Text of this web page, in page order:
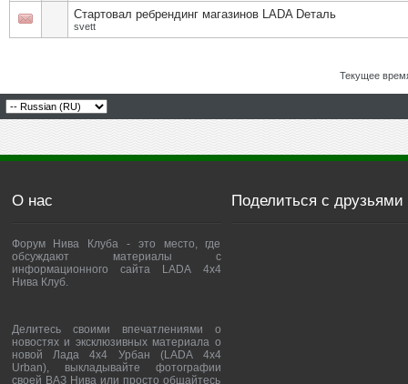
Стартовал ребрендинг магазинов LADA Dеталь
svett
Текущее
О нас
Форум Нива Клуба - это место, где
обсуждают материалы с
информационного сайта LADA 4x4
Нива Клуб.
Делитесь своими впечатлениями о
новостях и эксклюзивных материала о
новой Лада 4х4 Урбан (LADA 4x4
Urban), выкладывайте фотографии
своей ВАЗ Нива или просто общайтесь
Поделиться с друзьями